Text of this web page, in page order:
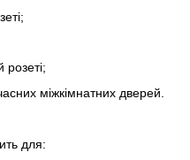
розеті;
міжкімнатних дверей.
для: